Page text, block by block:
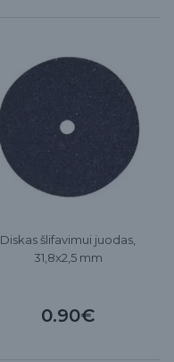
Diskas šlifavimui juodas,
31,8x2,5 mm
0.90€